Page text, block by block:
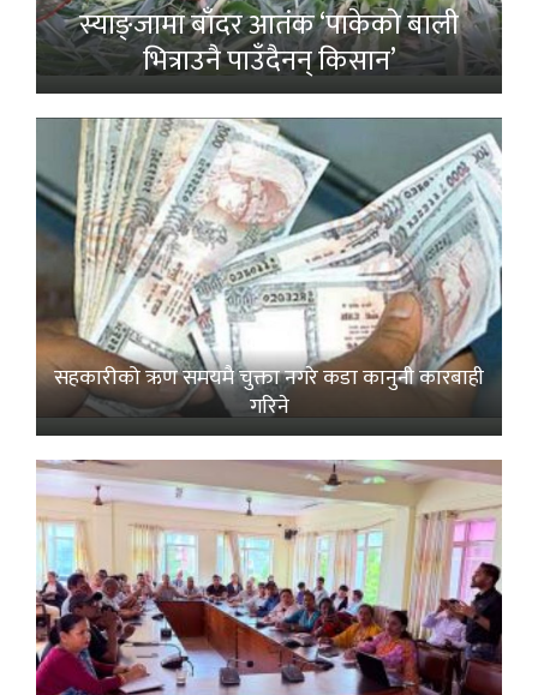
स्याङ्जामा बाँदर आतंक ‘पाकेको बाली
भित्राउनै पाउँदैनन् किसान’
सहकारीको ऋण समयमै चुक्ता नगरे कडा कानुनी कारबाही
गरिने